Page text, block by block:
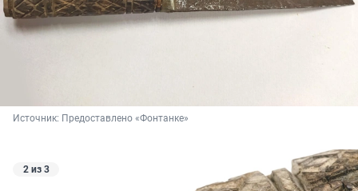
Источник: Предоставлено «Фонтанке»
2 из 3